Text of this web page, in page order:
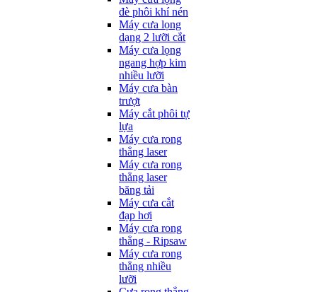
đè phôi khí nén
Máy cưa lọng
dạng 2 lưỡi cắt
Máy cưa lọng
ngang hợp kim
nhiều lưỡi
Máy cưa bàn
trượt
Máy cắt phôi tự
lựa
Máy cưa rong
thẳng laser
Máy cưa rong
thẳng laser
băng tải
Máy cưa cắt
đạp hơi
Máy cưa rong
thẳng - Ripsaw
Máy cưa rong
thẳng nhiều
lưỡi